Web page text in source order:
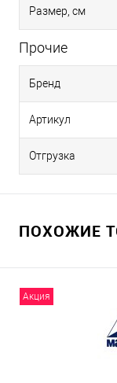
Размер, см
Прочие
Бренд
Артикул
Отгрузка
ПОХОЖИЕ
Акция